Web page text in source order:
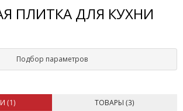
ПЛИТКА ДЛЯ КУХНИ
Подбор параметров
(1) ТОВАРЫ (3)